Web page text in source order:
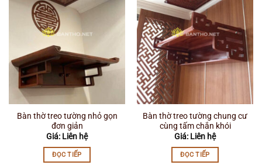
Bàn thờ treo tường nhỏ gọn
đơn giản
Giá: Liên hệ
ĐỌC TIẾP
Bàn thờ treo tường chung cư
cùng tấm chắn khói
Giá: Liên hệ
ĐỌC TIẾP